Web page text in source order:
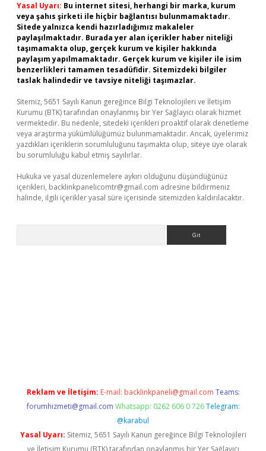
Yasal Uyarı: Bu internet sitesi, herhangi bir marka, kurum
veya şahıs şirketi ile hiçbir bağlantısı bulunmamaktadır.
Sitede yalnızca kendi hazırladığımız makaleler
paylaşılmaktadır. Burada yer alan içerikler haber niteliği
taşımamakta olup, gerçek kurum ve kişiler hakkında
paylaşım yapılmamaktadır. Gerçek kurum ve kişiler ile isim
benzerlikleri tamamen tesadüfidir. Sitemizdeki bilgiler
taslak halindedir ve tavsiye niteliği taşımazlar.
Sitemiz, 5651 Sayılı Kanun gereğince Bilgi Teknolojileri ve İletişim
Kurumu (BTK) tarafından onaylanmış bir Yer Sağlayıcı olarak hizmet
vermektedir. Bu nedenle, sitedeki içerikleri proaktif olarak denetleme
veya araştırma yükümlülüğümüz bulunmamaktadır. Ancak, üyelerimiz
yazdıkları içeriklerin sorumluluğunu taşımakta olup, siteye üye olarak
bu sorumluluğu kabul etmiş sayılırlar.
Hukuka ve yasal düzenlemelere aykırı olduğunu düşündüğünüz
içerikleri, backlinkpanelicomtr@gmail.com adresine bildirmeniz
halinde, ilgili içerikler yasal süre içerisinde sitemizden kaldırılacaktır.
Reklam ve İletişim: E-mail: backlinkpaneli@gmail.com Teams:
forumhizmeti@gmail.com Whatsapp: 0262 606 0 726 Telegram:
@karabul
Yasal Uyarı: Sitemiz, 5651 Sayılı Kanun gereğince Bilgi Teknolojileri
ve İletişim Kurumu (BTK) tarafından onaylanmış bir Yer Sağlayıcı